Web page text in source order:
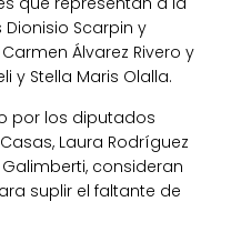
Scarpin y
Álvarez Rivero y
y Stella Maris Olalla.
por los diputados
Laura Rodríguez
consideran
suplir el faltante de